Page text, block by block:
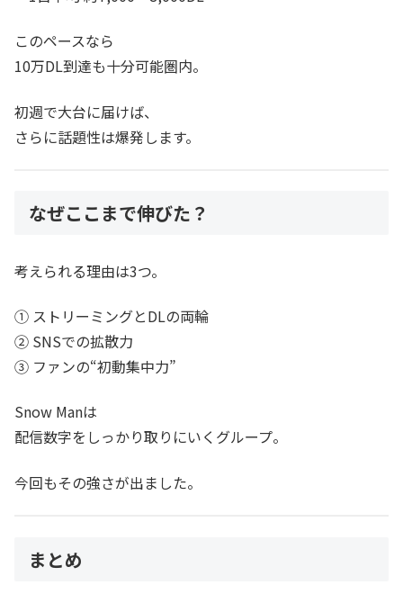
このペースなら
10万DL到達も十分可能圏内。
初週で大台に届けば、
さらに話題性は爆発します。
なぜここまで伸びた？
考えられる理由は3つ。
① ストリーミングとDLの両輪
② SNSでの拡散力
③ ファンの“初動集中力”
Snow Manは
配信数字をしっかり取りにいくグループ。
今回もその強さが出ました。
まとめ